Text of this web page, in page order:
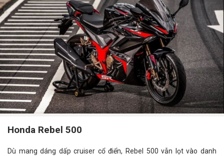
Honda Rebel 500
Dù mang dáng dấp cruiser cổ điển, Rebel 500 vẫn lọt vào danh